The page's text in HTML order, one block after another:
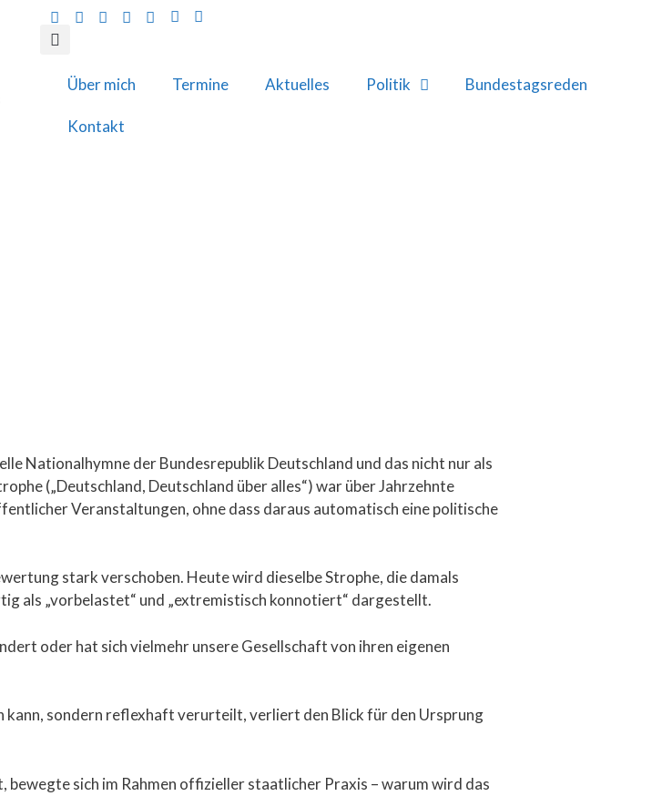
Über mich Termine Aktuelles Politik Bundestagsreden
Kontakt
Nationalhymne der Bundesrepublik Deutschland und das nicht nur als
(„Deutschland, Deutschland über alles“) war über Jahrzehnte
Veranstaltungen, ohne dass daraus automatisch eine politische
stark verschoben. Heute wird dieselbe Strophe, die damals
als „vorbelastet“ und „extremistisch konnotiert“ dargestellt.
oder hat sich vielmehr unsere Gesellschaft von ihren eigenen
kann, sondern reflexhaft verurteilt, verliert den Blick für den Ursprung
bewegte sich im Rahmen offizieller staatlicher Praxis – warum wird das